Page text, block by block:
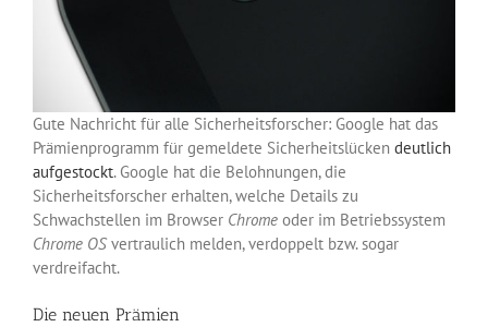
Gute Nachricht für alle Sicherheitsforscher: Google hat das
Prämienprogramm für gemeldete Sicherheitslücken deutlich
aufgestockt. Google hat die Belohnungen, die
Sicherheitsforscher erhalten, welche Details zu
Schwachstellen im Browser Chrome oder im Betriebssystem
Chrome OS vertraulich melden, verdoppelt bzw. sogar
verdreifacht.
Die neuen Prämien